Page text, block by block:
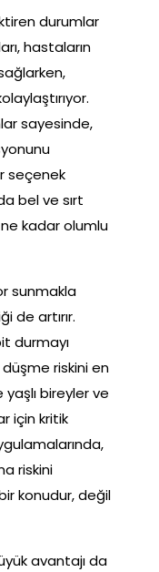
durumlar
hastaların
sayesinde,
seçenek
bel ve sırt
ne kadar olumlu
sunmakla
de artırır.
durmayı
düşme riskini en
yaşlı bireyler ve
için kritik
riskini
konudur, değil
avantajı da